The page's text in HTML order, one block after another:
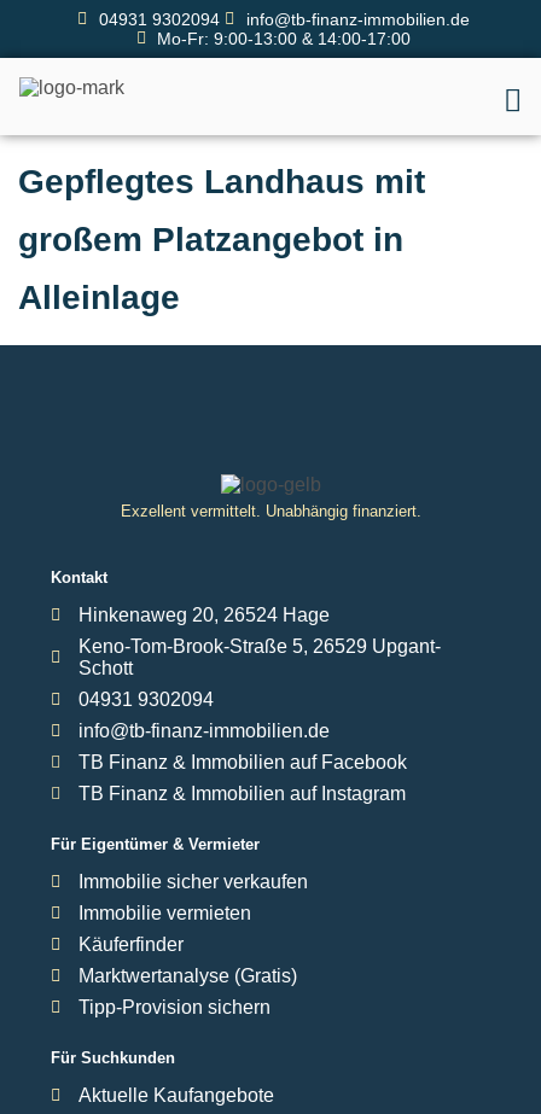
04931 9302094
info@tb-finanz-immobilien.de
Mo-Fr: 9:00-13:00 & 14:00-17:00
Gepflegtes Landhaus mit
großem Platzangebot in
Alleinlage
Exzellent vermittelt. Unabhängig finanziert.
Kontakt
Hinkenaweg 20, 26524 Hage
Keno-Tom-Brook-Straße 5, 26529 Upgant-
Schott
04931 9302094
info@tb-finanz-immobilien.de
TB Finanz & Immobilien auf Facebook
TB Finanz & Immobilien auf Instagram
Für Eigentümer & Vermieter
Immobilie sicher verkaufen
Immobilie vermieten
Käuferfinder
Marktwertanalyse (Gratis)
Tipp-Provision sichern
Für Suchkunden
Aktuelle Kaufangebote